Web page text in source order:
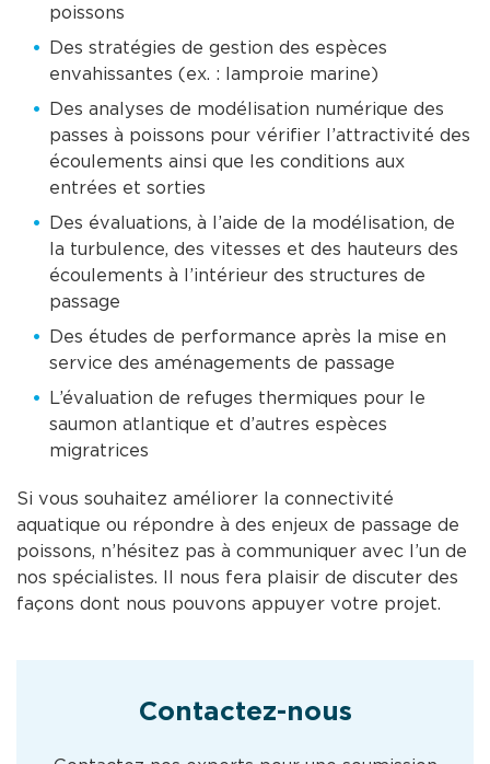
poissons
Des stratégies de gestion des espèces
envahissantes (ex. : lamproie marine)
Des analyses de modélisation numérique des
passes à poissons pour vérifier l’attractivité des
écoulements ainsi que les conditions aux
entrées et sorties
Des évaluations, à l’aide de la modélisation, de
la turbulence, des vitesses et des hauteurs des
écoulements à l’intérieur des structures de
passage
Des études de performance après la mise en
service des aménagements de passage
L’évaluation de refuges thermiques pour le
saumon atlantique et d’autres espèces
migratrices
Si vous souhaitez améliorer la connectivité
aquatique ou répondre à des enjeux de passage de
poissons, n’hésitez pas à communiquer avec l’un de
nos spécialistes. Il nous fera plaisir de discuter des
façons dont nous pouvons appuyer votre projet.
Contactez-nous